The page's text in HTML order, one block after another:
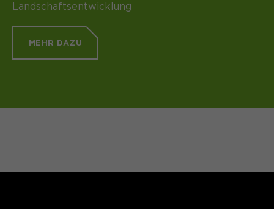
Landschaftsentwicklung
MEHR DAZU